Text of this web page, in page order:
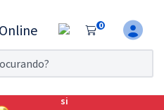
0
7 dias!